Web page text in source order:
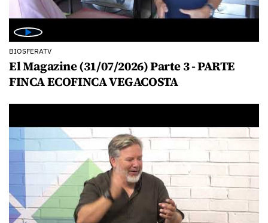
BIOSFERATV
El Magazine (31/07/2026) Parte 3 - PARTE
FINCA ECOFINCA VEGACOSTA